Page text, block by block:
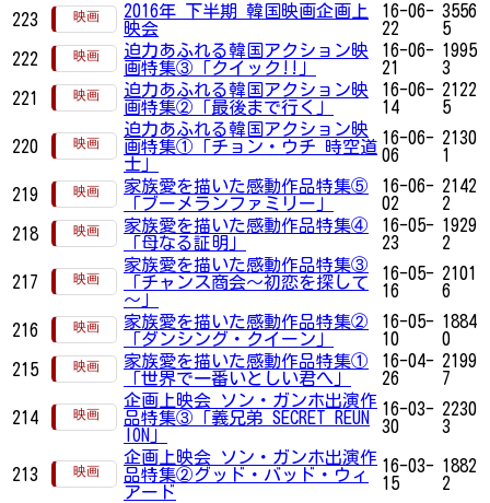
223
2016年 下半期 韓国映画企画上
映会
16-06-
22
3556
5
222
迫力あふれる韓国アクション映
画特集③「クイック!!」
16-06-
21
1995
3
221
迫力あふれる韓国アクション映
画特集②「最後まで行く」
16-06-
14
2122
5
220
迫力あふれる韓国アクション映
画特集①「チョン・ウチ 時空道
士」
16-06-
06
2130
1
219
家族愛を描いた感動作品特集⑤
「ブーメランファミリー」
16-06-
02
2142
2
218
家族愛を描いた感動作品特集④
「母なる証明」
16-05-
23
1929
2
217
家族愛を描いた感動作品特集③
「チャンス商会～初恋を探して
～」
16-05-
16
2101
6
216
家族愛を描いた感動作品特集②
「ダンシング・クイーン」
16-05-
10
1884
0
215
家族愛を描いた感動作品特集①
「世界で一番いとしい君へ」
16-04-
26
2199
7
214
企画上映会 ソン・ガンホ出演作
品特集③「義兄弟 SECRET REUN
ION」
16-03-
30
2230
3
213
企画上映会 ソン・ガンホ出演作
品特集②グッド・バッド・ウィ
アード
16-03-
15
1882
2